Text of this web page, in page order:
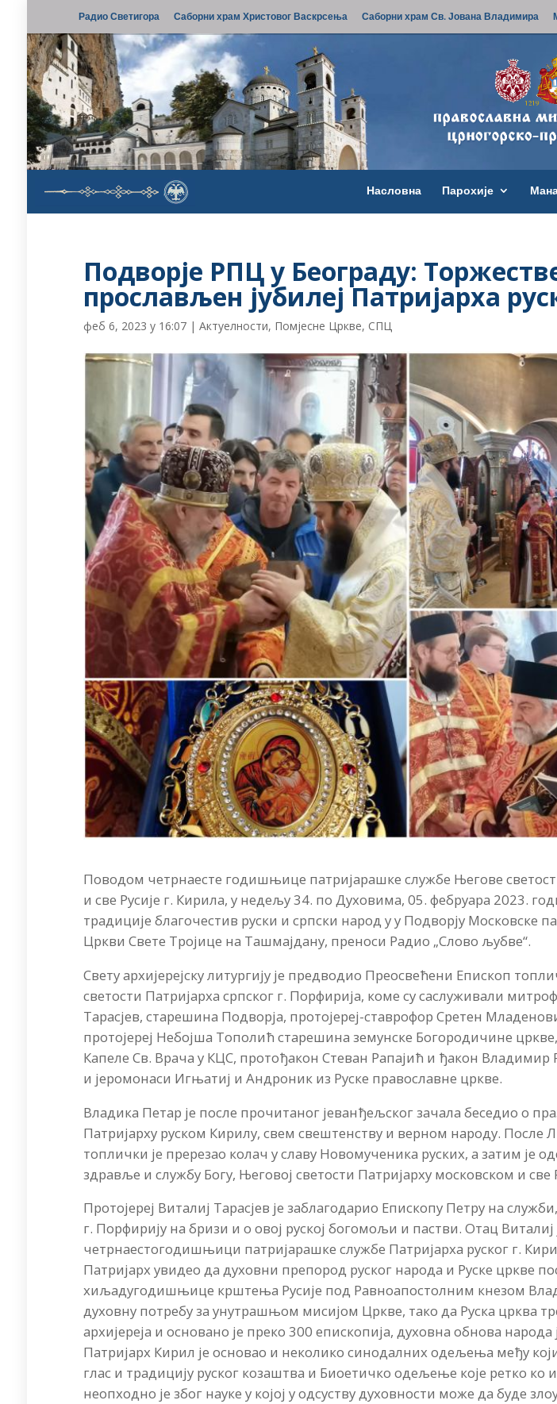
Радио Светигора Саборни храм Христовог Васкрсења Саборни храм Св. Јована Владимира
Насловна Парохије
Подворје РПЦ у Београду:
прослављен јубилеј Патријарха
феб 6, 2023 у 16:07 |Актуелности, Помјесне Цркве, СПЦ
Поводом четрнаесте годишњице патријарашке службе Његове
и све Русије г. Кирила, у недељу 34. по Духовима, 05. фебруара 2023.
традиције благочестив руски и српски народ у у Подворју Московске
Цркви Свете Тројице на Ташмајдану, преноси Радио „Слово љубве“.
Свету архијерејску литургију је предводио Преосвећени Епископ
светости Патријарха српског г. Порфирија, коме су саслуживали
Тарасјев, старешина Подворја, протојереј-ставрофор Сретен
протојереј Небојша Тополић старешина земунске Богородичине
Капеле Св. Врача у КЦС, протођакон Стеван Рапајић и ђакон Владимир
и јеромонаси Игњатиј и Андроник из Руске православне цркве.
Владика Петар је после прочитаног јеванђељског зачала беседио о
Патријарху руском Кирилу, свем свештенству и верном народу. После
топлички је пререзао колач у славу Новомученика руских, а затим је
здравље и службу Богу, Његовој светости Патријарху московском и све
Протојереј Виталиј Тарасјев је заблагодарио Епископу Петру на
г. Порфирију на бризи и о овој руској богомољи и пастви. Отац Виталиј
четрнаестогодишњици патријарашке службе Патријарха руског г.
Патријарх увидео да духовни препород руског народа и Руске цркве
хиљадугодишњице крштења Русије под Равноапостолним кнезом
духовну потребу за унутрашњом мисијом Цркве, тако да Руска црква
архијереја и основано је преко 300 епископија, духовна обнова народа
Патријарх Кирил је основао и неколико синодалних одељења међу
глас и традицију руског козаштва и Биоетичко одељење које ретко ко
неопходно је због науке у којој у одсуству духовности може да буде